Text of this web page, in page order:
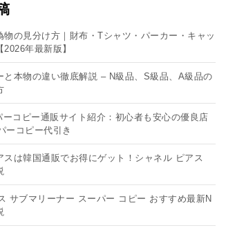
物の見分け方｜財布・Tシャツ・パーカー・キャッ
年最新版】
と本物の違い徹底解説 – N級品、S級品、A級品の
コピー通販サイト紹介：初心者も安心の優良店
ーコピー代引き
スは韓国通販でお得にゲット！シャネル ピアス
サブマリーナー スーパー コピー おすすめ最新N